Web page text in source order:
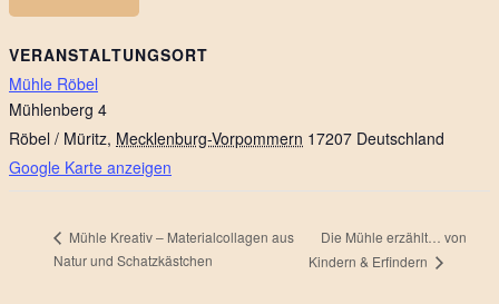
VERANSTALTUNGSORT
Mühle Röbel
Mühlenberg 4
Röbel / Müritz, Mecklenburg-Vorpommern 17207 Deutschland
Google Karte anzeigen
Mühle Kreativ – Materialcollagen aus
Natur und Schatzkästchen
Die Mühle erzählt… von
Kindern & Erfindern